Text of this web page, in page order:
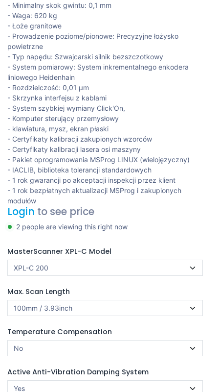
- Minimalny skok gwintu: 0,1 mm
- Waga: 620 kg
- Łoże granitowe
- Prowadzenie poziome/pionowe: Precyzyjne łożysko
powietrzne
- Typ napędu: Szwajcarski silnik bezszczotkowy
- System pomiarowy: System inkrementalnego enkodera
liniowego Heidenhain
- Rozdzielczość: 0,01 μm
- Skrzynka interfejsu z kablami
- System szybkiej wymiany Click'On,
- Komputer sterujący przemysłowy
- klawiatura, mysz, ekran płaski
- Certyfikaty kalibracji zakupionych wzorców
- Certyfikaty kalibracji lasera osi maszyny
- Pakiet oprogramowania MSProg LINUX (wielojęzyczny)
- IACLIB, biblioteka tolerancji standardowych
- 1 rok gwarancji po akceptacji inspekcji przez klient
- 1 rok bezpłatnych aktualizacji MSProg i zakupionych
modułów
Login to see price
2 people are viewing this right now
MasterScanner XPL-C Model
Max. Scan Length
Temperature Compensation
Active Anti-Vibration Damping System